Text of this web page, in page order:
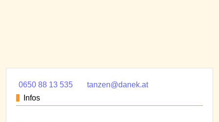
0650 88 13 535
tanzen@danek.at
Infos